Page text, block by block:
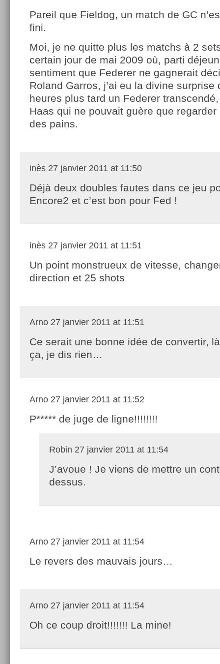
Pareil que Fieldog, un match de GC
fini.
Moi, je ne quitte plus les matchs à 2
certain jour de mai 2009 où, parti
sentiment que Federer ne gagnerait
Roland Garros, j’ai eu la divine surprise
heures plus tard un Federer
Haas qui ne pouvait guère que
des pains.
inès 27 janvier 2011 at 11:50
Déjà deux doubles fautes dans ce jeu
Encore2 et c’est bon pour Fed !
inès 27 janvier 2011 at 11:51
Un point monstrueux de vitesse,
direction et 25 shots
Arno 27 janvier 2011 at 11:51
Ce serait une bonne idée de convertir,
ça, je dis rien…
Arno 27 janvier 2011 at 11:52
P***** de juge de ligne!!!!!!!!
Robin 27 janvier 2011 at 11:54
J’avoue ! Je viens de mettre un
dessus.
Arno 27 janvier 2011 at 11:54
Le revers des mauvais jours…
Arno 27 janvier 2011 at 11:54
Oh ce coup droit!!!!!!! La mine!